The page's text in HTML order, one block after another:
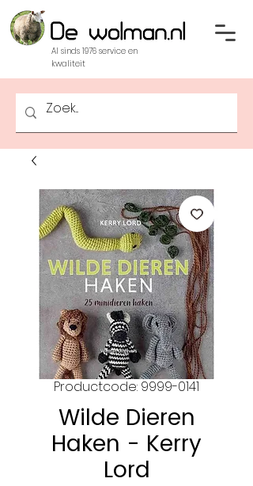
Al sinds 1976 service en
kwaliteit
Productcode: 9999-0141
Wilde Dieren
Haken - Kerry
Lord